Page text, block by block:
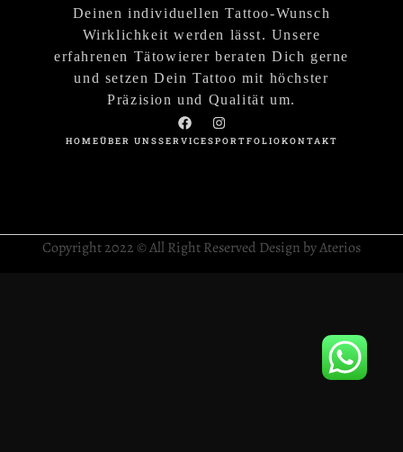
Deinen individuellen Tattoo-Wunsch
Wirklichkeit werden lässt. Unsere
erfahrenen Tätowierer beraten Dich gerne
und setzen Dein Tattoo mit höchster
Präzision und Qualität um.
HOMEÜBER UNSSERVICESPORTFOLIOKONTAKT
Copyright 2022 © All Right Reserved Design by Aterios